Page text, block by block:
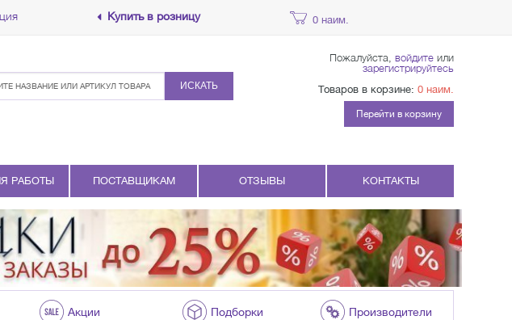
Купить в розницу 0 наим.
ИСКАТЬ
Пожалуйста, войдите или
зарегистрируйтесь
Товаров в корзине: 0 наим.
Перейти в корзину
РАБОТЫ ПОСТАВЩИКАМ ОТЗЫВЫ КОНТАКТЫ
Акции Подборки Производители